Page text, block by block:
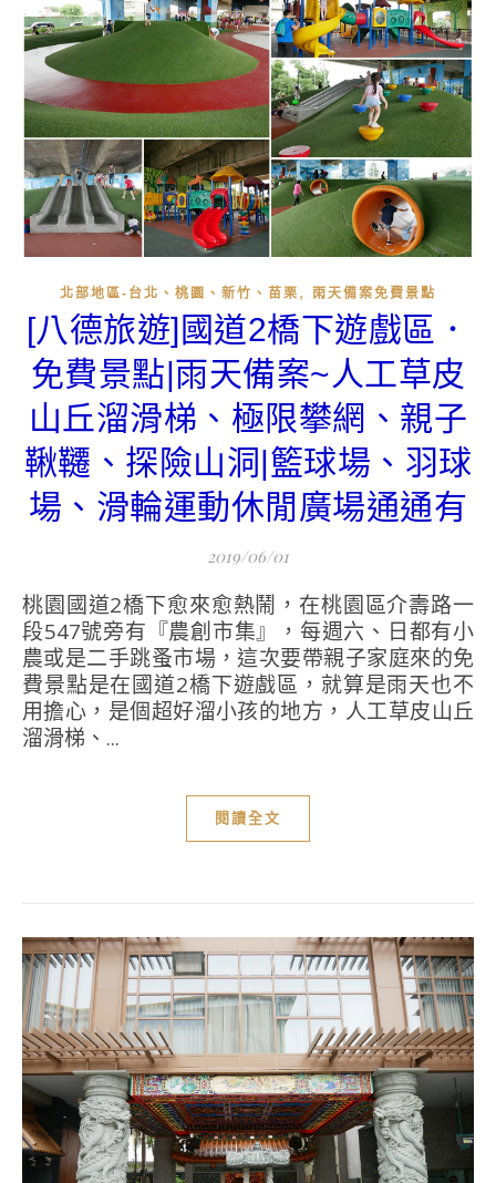
北部地區-台北、桃園、新竹、苗栗 , 雨天備案免費景點
[八德旅遊]國道2橋下遊戲區．
免費景點|雨天備案~人工草皮
山丘溜滑梯、極限攀網、親子
鞦韆、探險山洞|籃球場、羽球
場、滑輪運動休閒廣場通通有
2019/06/01
桃園國道2橋下愈來愈熱鬧，在桃園區介壽路一
段547號旁有『農創市集』，每週六、日都有小
農或是二手跳蚤市場，這次要帶親子家庭來的免
費景點是在國道2橋下遊戲區，就算是雨天也不
用擔心，是個超好溜小孩的地方，人工草皮山丘
溜滑梯、...
閱讀全文